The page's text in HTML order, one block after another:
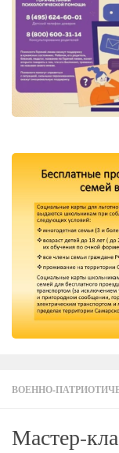
ВОЕННО-
Мастер-